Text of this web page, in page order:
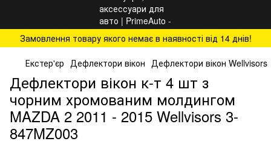
Замовлення товару якого немає в наявності від 14 днів!
Екстер'єр Дефлектори вікон Дефлектори вікон Wellvisors
Дефлектори вікон к-т 4 шт з
чорним хромованим молдингом
MAZDA 2 2011 - 2015 Wellvisors 3-
847MZ003